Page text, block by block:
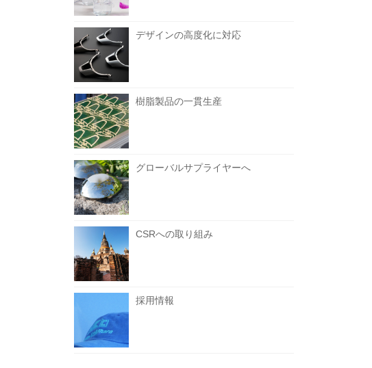
デザインの高度化に対応
樹脂製品の一貫生産
グローバルサプライヤーへ
CSRへの取り組み
採用情報